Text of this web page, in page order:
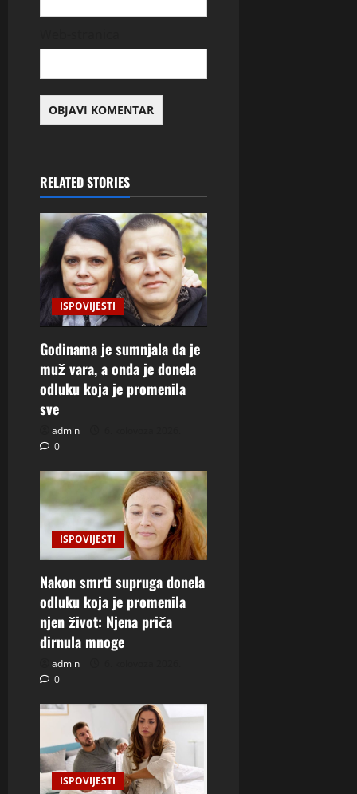
RELATED STORIES
ISPOVIJESTI
Godinama je sumnjala da je
muž vara, a onda je donela
odluku koja je promenila
sve
admin
0
ISPOVIJESTI
Nakon smrti supruga donela
odluku koja je promenila
njen život: Njena priča
dirnula mnoge
admin
0
ISPOVIJESTI